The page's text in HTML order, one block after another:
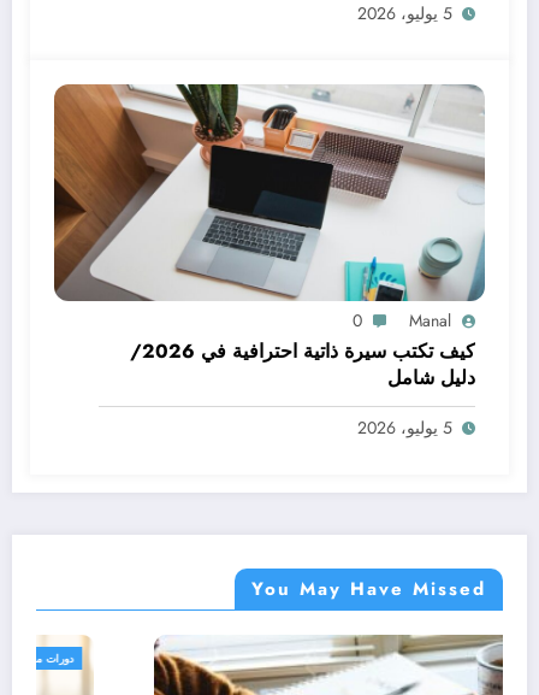
5 يوليو، 2026
Manal
0
كيف تكتب سيرة ذاتية احترافية في 2026/
دليل شامل
5 يوليو، 2026
You May Have Missed
دورات مجانية